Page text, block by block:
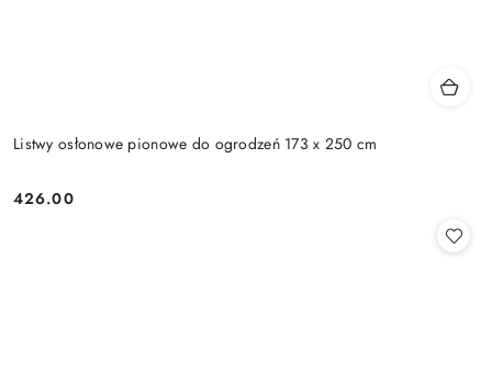
Listwy osłonowe pionowe do ogrodzeń 173 x 250 cm
Cena:
426.00